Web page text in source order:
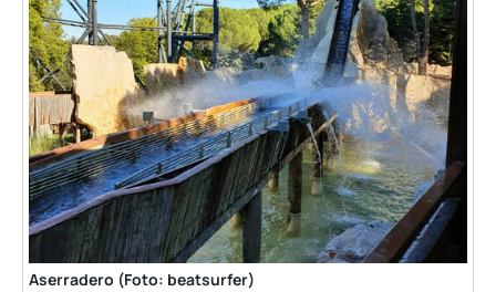
Aserradero (Foto: beatsurfer)